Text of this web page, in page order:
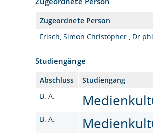
Zugeordnete Person
Frisch, Simon Christopher ,
Studiengänge
Abschluss
Studiengang
B. A.
B. A.